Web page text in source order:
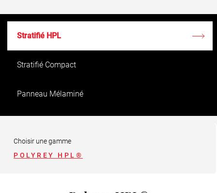
Stratifié HPL
Stratifié Compact
Panneau Mélaminé
Panneau étanche
Choisir une gamme
POLYREY HPL®